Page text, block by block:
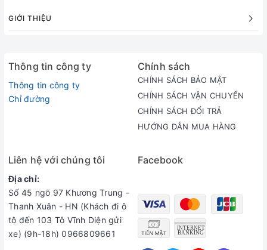
GIỚI THIỆU
Thông tin công ty
Thông tin công ty
Chỉ đường
Chính sách
CHÍNH SÁCH BẢO MẬT
CHÍNH SÁCH VẬN CHUYỂN
CHÍNH SÁCH ĐỔI TRẢ
HƯỚNG DẪN MUA HÀNG
Liên hệ với chúng tôi
Địa chỉ:
Số 45 ngõ 97 Khương Trung -
Thanh Xuân - HN (Khách đi ô
tô đến 103 Tô Vĩnh Diện gửi
xe) (9h-18h) 0966809661
Facebook